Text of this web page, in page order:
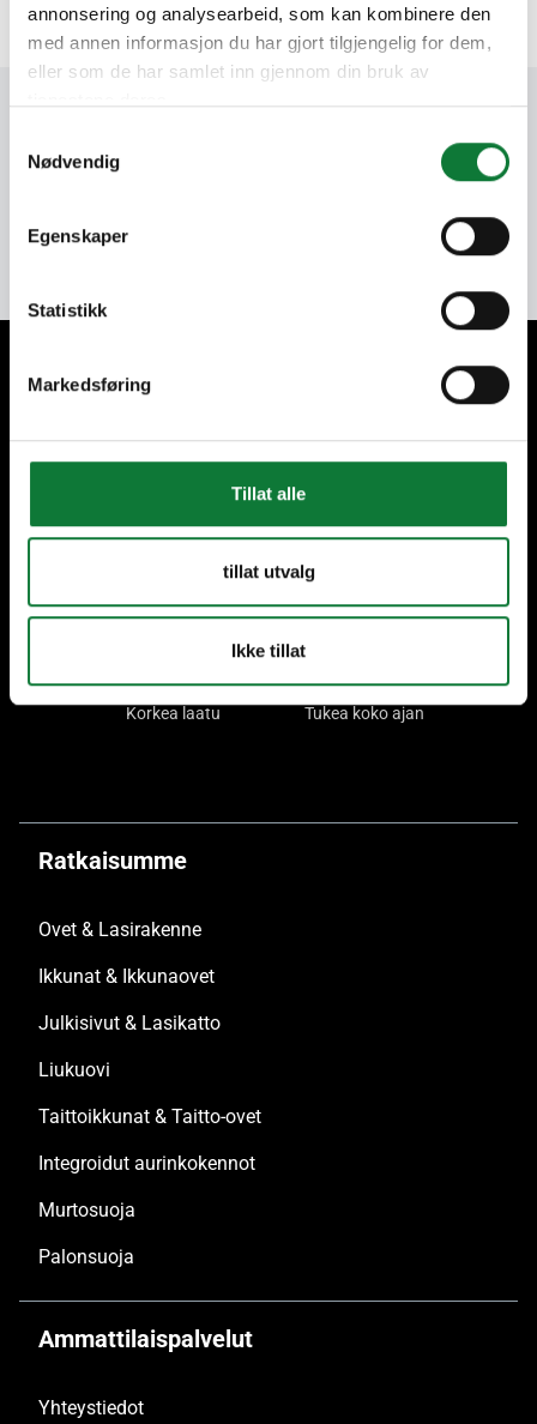
annonsering og analysearbeid, som kan kombinere den
med annen informasjon du har gjort tilgjengelig for dem,
eller som de har samlet inn gjennom din bruk av
Nødvendig
Egenskaper
Statistikk
Markedsføring
Tillat alle
tillat utvalg
Ikke tillat
Suuralueet
Pidämme huolta asiakkaistamme
paikallinen valmistus
Korkea laatu Tukea koko ajan
Ratkaisumme
Ovet & Lasirakenne
Ikkunat & Ikkunaovet
Julkisivut & Lasikatto
Liukuovi
Taittoikkunat & Taitto-ovet
Integroidut aurinkokennot
Murtosuoja
Palonsuoja
Ammattilaispalvelut
Yhteystiedot